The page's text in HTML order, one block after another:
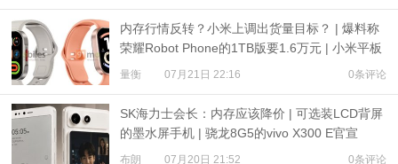
内存行情反转？小米上调出货量目标？ | 爆料称
荣耀Robot Phone的1TB版要1.6万元 | 小米平板
9、REDMI Watch 6现身
量衡 07月21日 22:16 0条评论
SK海力士会长：内存应该降价 | 可选装LCD背屏
的墨水屏手机 | 骁龙8G5的vivo X300 E官宣
布朗 07月20日 21:52 0条评论